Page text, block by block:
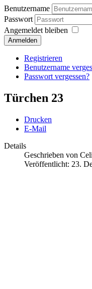
Benutzername
Passwort
Angemeldet bleiben
Anmelden
Registrieren
Benutzername
Passwort vergessen?
Türchen 23
Drucken
E-Mail
Details
Geschrieben von
Veröffentlicht: 23.